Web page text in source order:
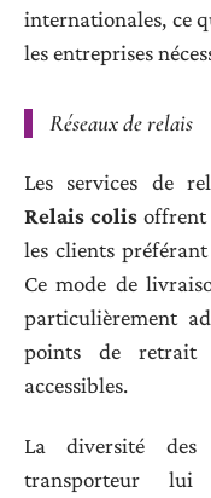
internationales, ce
les entreprises
Réseaux de relais
Les services de
Relais colis offrent
les clients
Ce mode de
particulièrement
points de retrait
accessibles.
La diversité des
transporteur